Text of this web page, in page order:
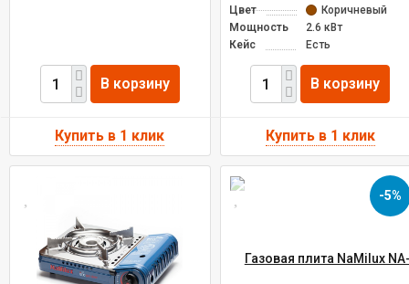
В корзину
Цвет
Коричневый
Мощность
2.6 кВт
Кейс
Есть
В корзину
-5%